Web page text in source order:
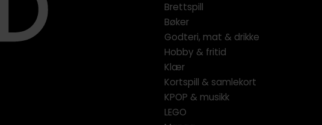
Brettspill
Bøker
Godteri, mat & drikke
Hobby & fritid
Klær
Kortspill & samlekort
KPOP & musikk
LEGO